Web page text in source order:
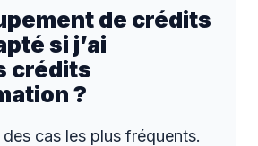
de crédits
si j’ai
crédits
?
des cas les plus fréquents.